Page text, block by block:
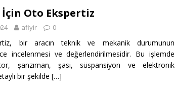
Oto Ekspertiz
afiyir 0
bir aracın teknik ve mekanik durumunun
incelenmesi ve değerlendirilmesidir. Bu işlemde
şanzıman, şasi, süspansiyon ve elektronik
bir şekilde […]